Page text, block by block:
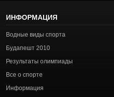
ИНФОРМАЦИЯ
Водные виды спорта
Будапешт 2010
Результаты олимпиады
Все о спорте
Информация